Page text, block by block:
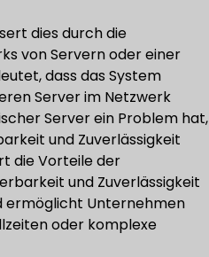
dies durch die
von Servern oder einer
dass das System
Server im Netzwerk
Server ein Problem hat,
und Zuverlässigkeit
die Vorteile der
und Zuverlässigkeit
ermöglicht Unternehmen
oder komplexe